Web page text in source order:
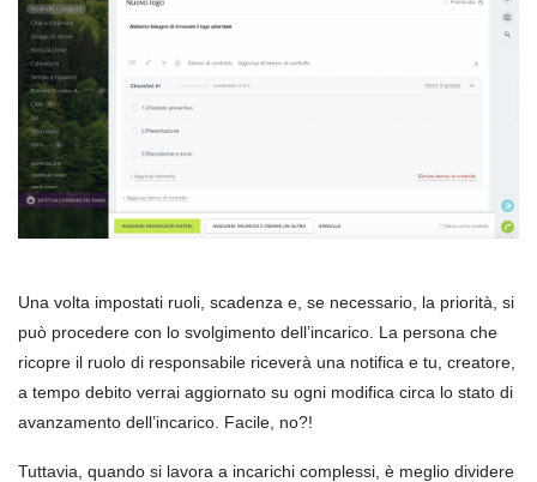
Una volta impostati ruoli, scadenza e, se necessario, la priorità, si
può procedere con lo svolgimento dell’incarico. La persona che
ricopre il ruolo di responsabile riceverà una notifica e tu, creatore,
a tempo debito verrai aggiornato su ogni modifica circa lo stato di
avanzamento dell’incarico. Facile, no?!
Tuttavia, quando si lavora a incarichi complessi, è meglio dividere